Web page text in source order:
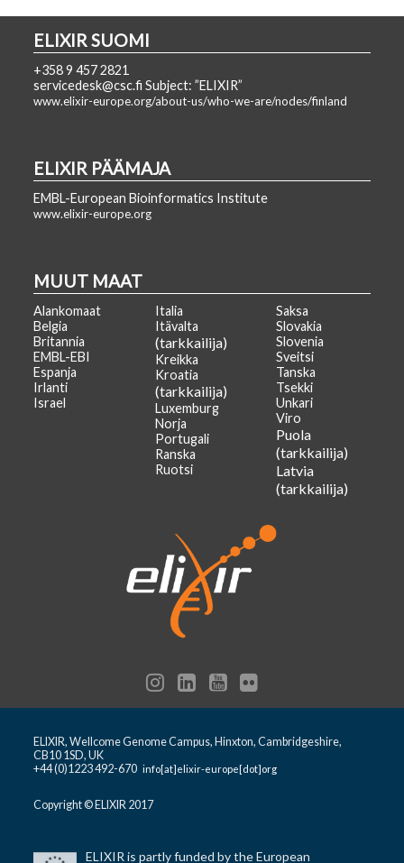
ELIXIR SUOMI
+358 9 457 2821
servicedesk@csc.fi Subject: ”ELIXIR”
www.elixir-europe.org/about-us/who-we-are/nodes/finland
ELIXIR PÄÄMAJA
EMBL-European Bioinformatics Institute
www.elixir-europe.org
MUUT MAAT
Alankomaat
Belgia
Britannia
EMBL-EBI
Espanja
Irlanti
Israel
Italia
Itävalta
(tarkkailija)
Kreikka
Kroatia
(tarkkailija)
Luxemburg
Norja
Portugali
Ranska
Ruotsi
Saksa
Slovakia
Slovenia
Sveitsi
Tanska
Tsekki
Unkari
Viro
Puola
(tarkkailija)
Latvia
(tarkkailija)
ELIXIR, Wellcome Genome Campus, Hinxton, Cambridgeshire,
CB10 1SD, UK
+44 (0)1223 492-670info[at]elixir-europe[dot]org
Copyright © ELIXIR 2017
ELIXIR is partly funded by the European